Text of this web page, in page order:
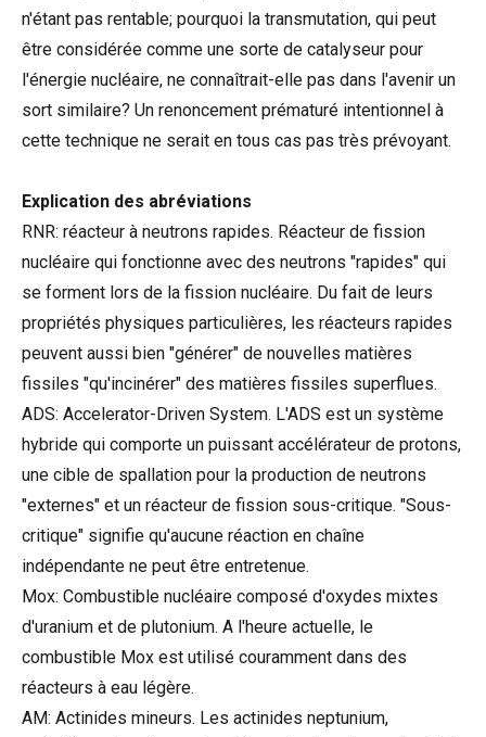
n'étant pas rentable; pourquoi la transmutation, qui peut
être considérée comme une sorte de catalyseur pour
l'énergie nucléaire, ne connaîtrait-elle pas dans l'avenir un
sort similaire? Un renoncement prématuré intentionnel à
cette technique ne serait en tous cas pas très prévoyant.
Explication des abréviations
RNR: réacteur à neutrons rapides. Réacteur de fission
nucléaire qui fonctionne avec des neutrons "rapides" qui
se forment lors de la fission nucléaire. Du fait de leurs
propriétés physiques particulières, les réacteurs rapides
peuvent aussi bien "générer" de nouvelles matières
fissiles "qu'incinérer" des matières fissiles superflues.
ADS: Accelerator-Driven System. L'ADS est un système
hybride qui comporte un puissant accélérateur de protons,
une cible de spallation pour la production de neutrons
"externes" et un réacteur de fission sous-critique. "Sous-
critique" signifie qu'aucune réaction en chaîne
indépendante ne peut être entretenue.
Mox: Combustible nucléaire composé d'oxydes mixtes
d'uranium et de plutonium. A l'heure actuelle, le
combustible Mox est utilisé couramment dans des
réacteurs à eau légère.
AM: Actinides mineurs. Les actinides neptunium,